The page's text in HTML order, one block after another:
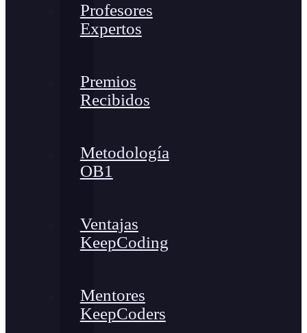
Profesores
Expertos
Premios
Recibidos
Metodología
OB1
Ventajas
KeepCoding
Mentores
KeepCoders